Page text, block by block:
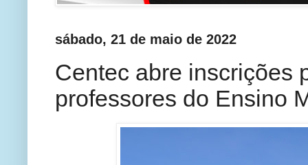
sábado, 21 de maio de 2022
Centec abre inscrições
professores do Ensino